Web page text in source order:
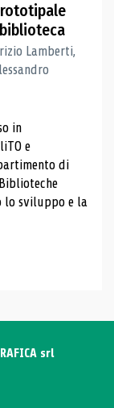
Lamberti,
in
e
di
lo sviluppo e la
srl